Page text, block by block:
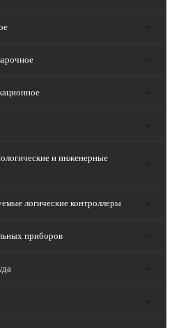
и инженерные
логические контроллеры
приборов